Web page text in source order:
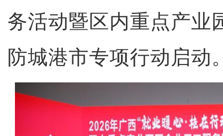
务活动暨区内重点产业
防城港市专项行动启动